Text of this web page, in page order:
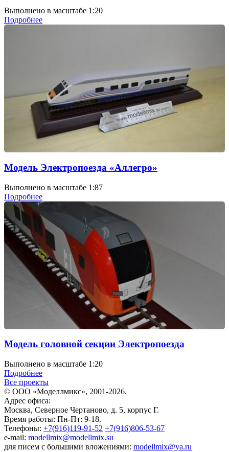
Выполнено в масштабе 1:20
Подробнее
Модель Электропоезда «Аллегро»
Выполнено в масштабе 1:87
Подробнее
Модель головной секции Электропоезда
Выполнено в масштабе 1:20
Подробнее
Все проекты
© ООО «Моделлмикс», 2001-2026.
Адрес офиса:
Москва, Северное Чертаново, д. 5, корпус Г.
Время работы: Пн-Пт: 9-18.
Телефоны: +7(916)119-91-52 +7(916)806-53-67
e-mail: modellmix@modellmix.su
для писем с большими вложениями: modellmix@ya.ru